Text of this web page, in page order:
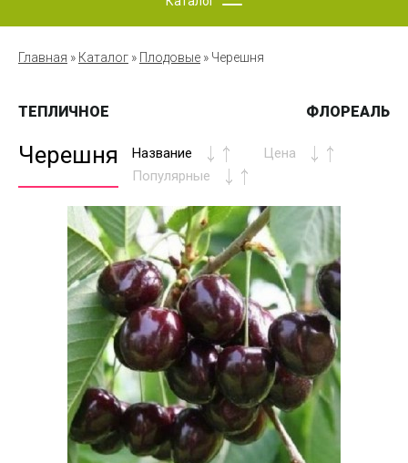
Главная » Каталог » Плодовые » Черешня
ТЕПЛИЧНОЕ ФЛОРЕАЛЬ
Черешня Название
Цена
Популярные